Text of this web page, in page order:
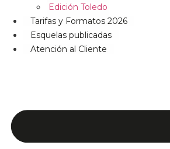
Edición Toledo
Tarifas y Formatos 2026
Esquelas publicadas
Atención al Cliente